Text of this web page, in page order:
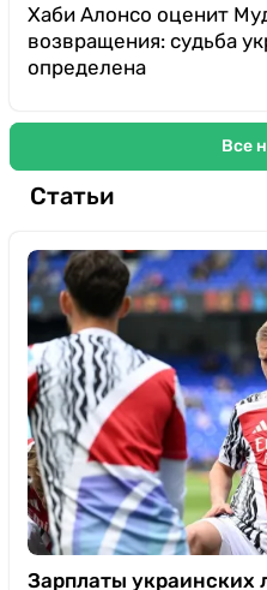
Хаби Алонсо оценит
возвращения: судьба
определена
Все
Статьи
Зарплаты украинских